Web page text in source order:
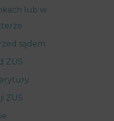
lub w
sądem
ZUS
ZUS